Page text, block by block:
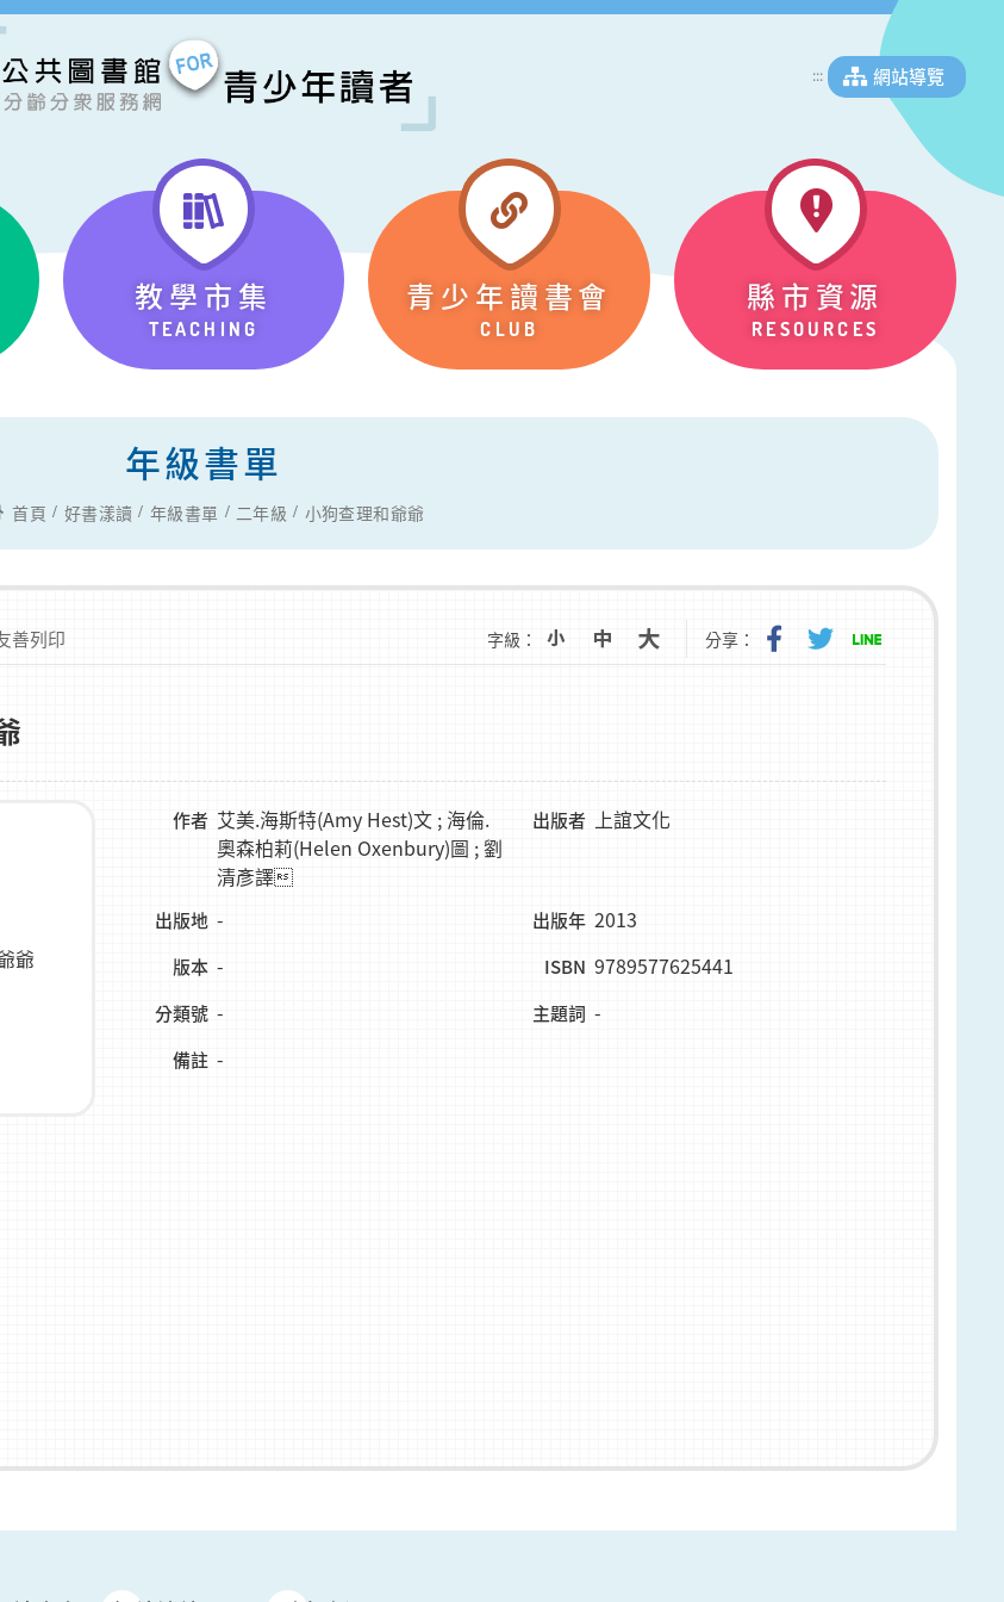
::: 網站導覽
教學市集
TEACHING
青少年讀書會
CLUB
縣市資源
RESOURCES
年級書單
首頁 好書漾讀 年級書單 二年級 小狗查理和爺爺
善列印 字級： 分享：
作者 艾美.海斯特(Amy Hest)文 ; 海倫.
奧森柏莉(Helen Oxenbury)圖 ; 劉
清彥譯
出版者 上誼文化
出版地 - 出版年 2013
版本 - ISBN 9789577625441
分類號 - 主題詞 -
備註 -